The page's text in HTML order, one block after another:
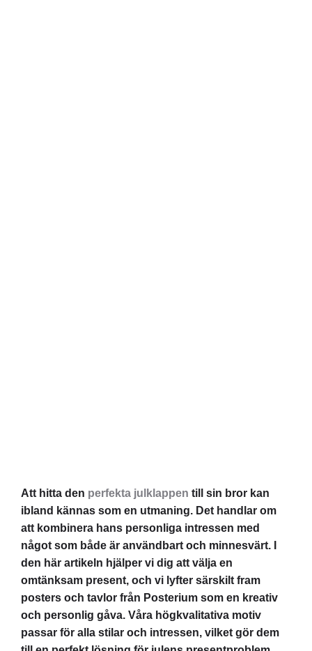
Att hitta den perfekta julklappen till sin bror kan
ibland kännas som en utmaning. Det handlar om
att kombinera hans personliga intressen med
något som både är användbart och minnesvärt. I
den här artikeln hjälper vi dig att välja en
omtänksam present, och vi lyfter särskilt fram
posters och tavlor från Posterium som en kreativ
och personlig gåva. Våra högkvalitativa motiv
passar för alla stilar och intressen, vilket gör dem